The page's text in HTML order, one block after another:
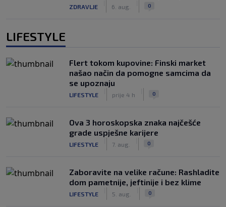
ZDRAVLJE 6. aug. 0
LIFESTYLE
Flert tokom kupovine: Finski market
našao način da pomogne samcima da
se upoznaju
LIFESTYLE prije 4 h 0
Ova 3 horoskopska znaka najčešće
grade uspješne karijere
LIFESTYLE 7. aug. 0
Zaboravite na velike račune: Rashladite
dom pametnije, jeftinije i bez klime
LIFESTYLE 5. aug. 0